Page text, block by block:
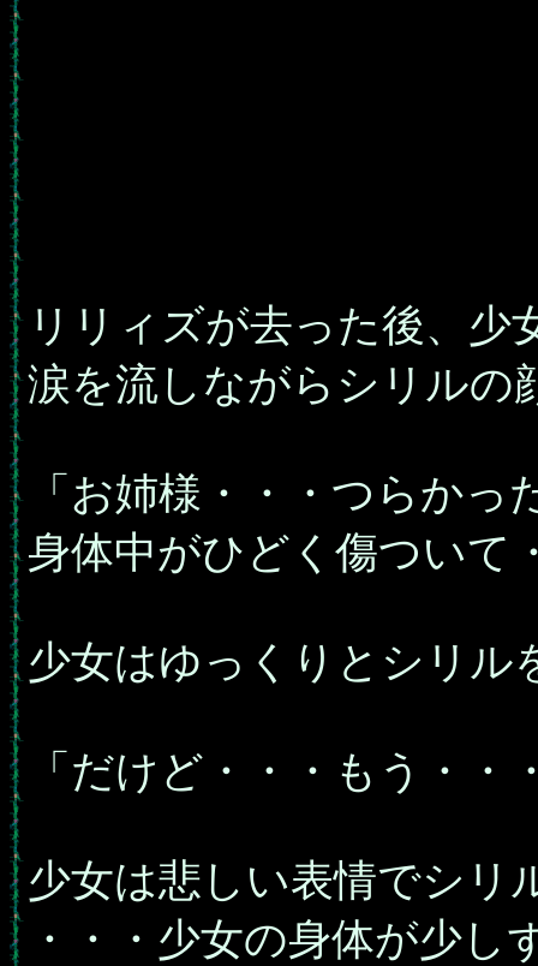
リリィズが去った後、少
涙を流しながらシリルの
「お姉様・・・つらか
身体中がひどく傷ついて
少女はゆっくりとシリル
「だけど・・・もう・
少女は悲しい表情でシリ
・・・少女の身体が少